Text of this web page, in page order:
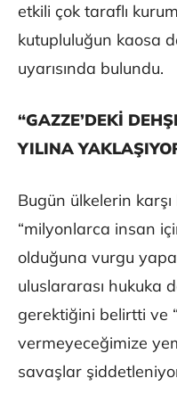
etkili çok taraflı
kutupluluğun kaosa
uyarısında bulundu.
“GAZZE’DEKİ
YILINA
Bugün ülkelerin karşı
“milyonlarca insan
olduğuna vurgu
uluslararası hukuka
gerektiğini belirtti ve
vermeyeceğimize
savaşlar